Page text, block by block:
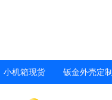
小机箱现货 钣金外壳定制